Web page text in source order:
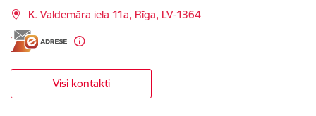
K. Valdemāra iela 11a, Rīga, LV-1364
Visi kontakti